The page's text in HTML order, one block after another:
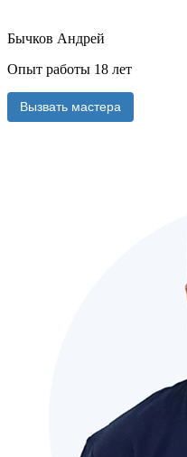
Бычков Андрей
Опыт работы 18 лет
Вызвать мастера